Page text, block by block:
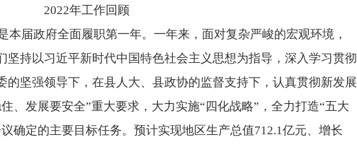
2022年工作回顾
本届政府全面履职第一年。一年来，面对复杂严峻的宏观环境，
坚持以习近平新时代中国特色社会主义思想为指导，深入学习贯彻
的坚强领导下，在县人大、县政协的监督支持下，认真贯彻新发展
、发展要安全”重大要求，大力实施“四化战略”，全力打造“五大
确定的主要目标任务。预计实现地区生产总值712.1亿元、增长